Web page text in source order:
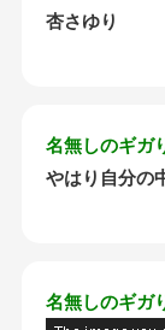
杏さゆり
名無しのギガ
やはり自分の
名無しのギガ